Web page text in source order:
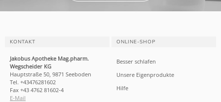
KONTAKT
Jakobus Apotheke Mag.pharm.
Wegscheider KG
Hauptstraße 50, 9871 Seeboden
Tel. +43476281602
Fax +43 4762 81602-4
E-Mail
ONLINE-SHOP
Besser schlafen
Unsere Eigenprodukte
Hilfe